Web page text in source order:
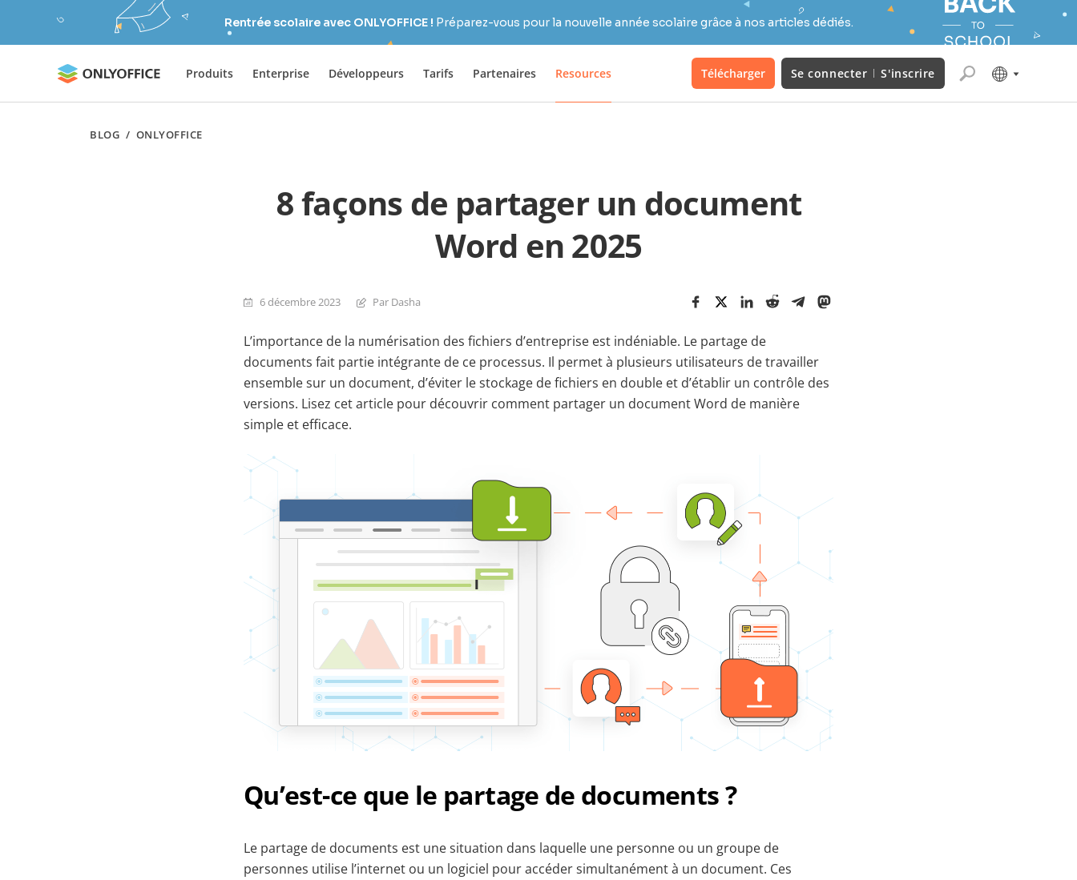
Rentrée scolaire avec ONLYOFFICE ! Préparez-vous pour la nouvelle année scolaire grâce à nos articles dédiés.
Produits Enterprise Développeurs Tarifs Partenaires Resources Télécharger Se connecter S'inscrire
BLOG / ONLYOFFICE
8 façons de partager un document
Word en 2025
6 décembre 2023 Par Dasha
L’importance de la numérisation des fichiers d’entreprise est indéniable. Le partage de
documents fait partie intégrante de ce processus. Il permet à plusieurs utilisateurs de travailler
ensemble sur un document, d’éviter le stockage de fichiers en double et d’établir un contrôle des
versions. Lisez cet article pour découvrir comment partager un document Word de manière
simple et efficace.
Qu’est-ce que le partage de documents ?
Le partage de documents est une situation dans laquelle une personne ou un groupe de
personnes utilise l’internet ou un logiciel pour accéder simultanément à un document. Ces